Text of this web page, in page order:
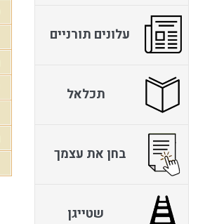
עלונים תורניים
תכלאל
בחן את עצמך
שטייגן